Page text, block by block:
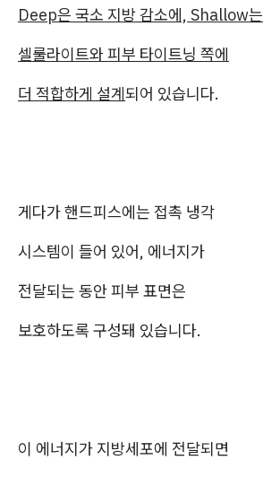
Deep은 국소 지방 감소에, Shallow는
셀룰라이트와 피부 타이트닝 쪽에
더 적합하게 설계되어 있습니다.
게다가 핸드피스에는 접촉 냉각
시스템이 들어 있어, 에너지가
전달되는 동안 피부 표면은
보호하도록 구성돼 있습니다.
이 에너지가 지방세포에 전달되면